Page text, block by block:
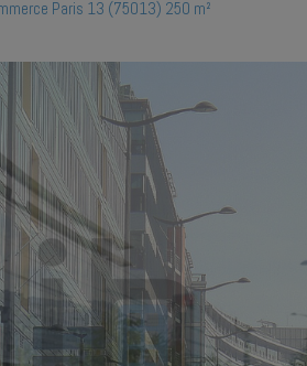
Paris 13 (75013) 250 m²